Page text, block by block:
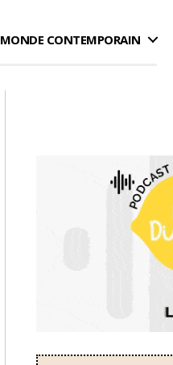
MONDE CONTEMPORAIN